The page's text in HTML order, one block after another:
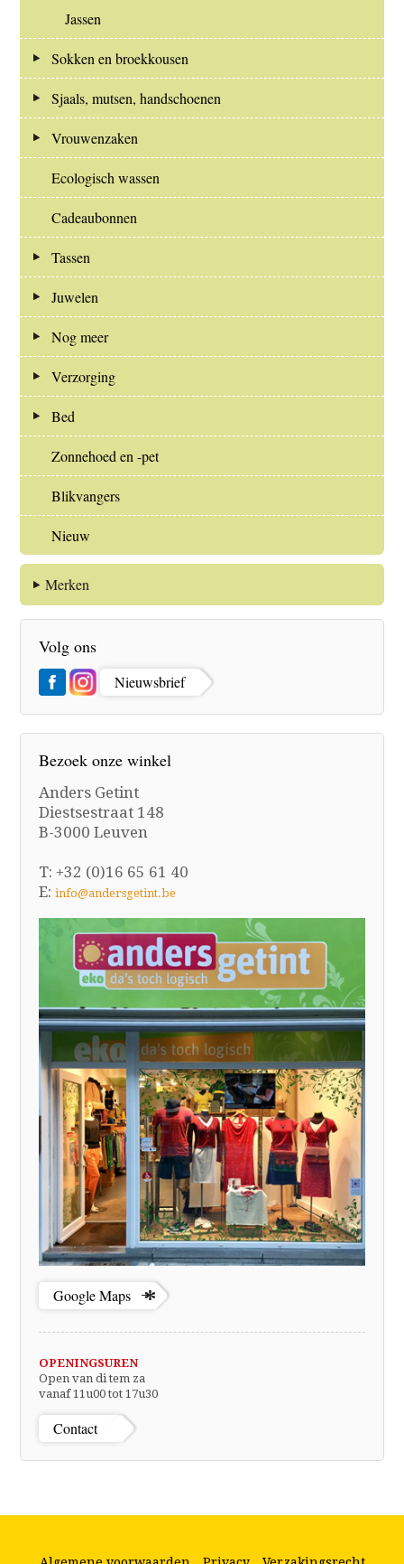
Jassen
Sokken en broekkousen
Sjaals, mutsen, handschoenen
Vrouwenzaken
Ecologisch wassen
Cadeaubonnen
Tassen
Juwelen
Nog meer
Verzorging
Bed
Zonnehoed en -pet
Blikvangers
Nieuw
Merken
Volg ons
Nieuwsbrief
Bezoek onze winkel
Anders Getint
Diestsestraat 148
B-3000 Leuven
T: +32 (0)16 65 61 40
E:info@andersgetint.be
Google Maps
OPENINGSUREN
Open van di tem za
vanaf 11u00 tot 17u30
Contact